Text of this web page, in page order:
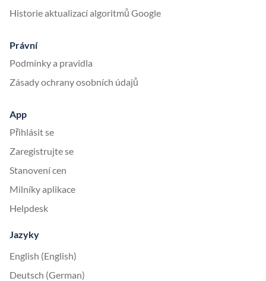
Historie aktualizací algoritmů Google
Právní
Podmínky a pravidla
Zásady ochrany osobních údajů
App
Přihlásit se
Zaregistrujte se
Stanovení cen
Milníky aplikace
Helpdesk
Jazyky
English (English)
Deutsch (German)